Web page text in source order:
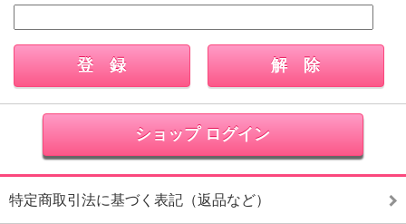
ショップ ログイン
特定商取引法に基づく表記（返品など）